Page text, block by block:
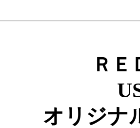
Ｒ
オリジナ